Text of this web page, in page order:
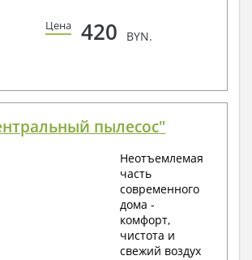
Цена 420 BYN.
пылесос"
Неотъемлемая
часть
современного
дома -
комфорт,
чистота и
свежий воздух